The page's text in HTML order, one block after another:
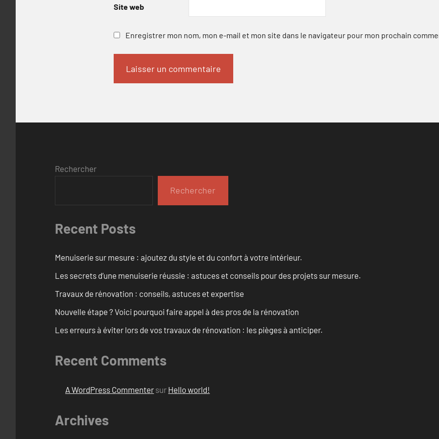
Site web
Enregistrer mon nom, mon e-mail et mon site dans le navigateur pour mon prochain
Rechercher
Rechercher
Recent Posts
Menuiserie sur mesure : ajoutez du style et du confort à votre intérieur.
Les secrets d’une menuiserie réussie : astuces et conseils pour des projets sur mesure.
Travaux de rénovation : conseils, astuces et expertise
Nouvelle étape ? Voici pourquoi faire appel à des pros de la rénovation
Les erreurs à éviter lors de vos travaux de rénovation : les pièges à anticiper.
Recent Comments
A WordPress Commenter sur Hello world!
Archives